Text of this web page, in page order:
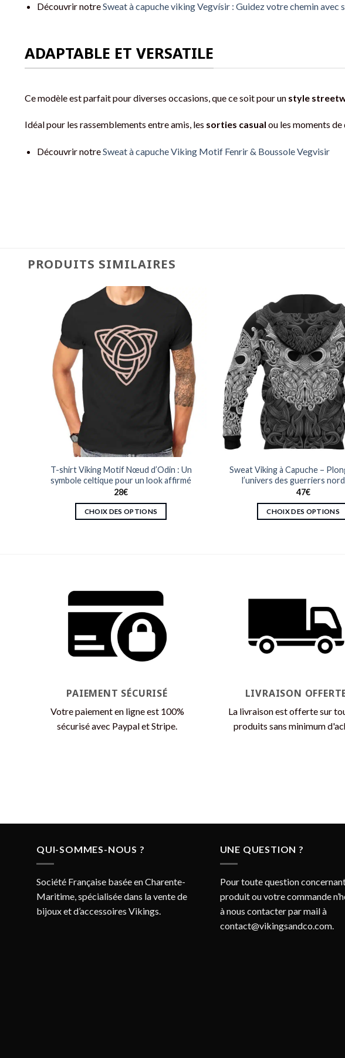
Découvrir notreSweat à capuche viking Vegvísir : Guidez votre chemin avec
ADAPTABLE ET VERSATILE
Ce modèle est parfait pour diverses occasions, que ce soit pour un style
Idéal pour les rassemblements entre amis, les sorties casual ou les moments
Découvrir notreSweat à capuche Viking Motif Fenrir & Boussole Vegvisir
PRODUITS SIMILAIRES
T-shirt Viking Motif Nœud d’Odin : Un
symbole celtique pour un look affirmé
28€
CHOIX DES OPTIONS
Les
options
peuvent
être
choisies
sur
page
produit
Sweat Viking à Capuche –
l’univers des guerriers
47€
CHOIX DES OPTIONS
options
peuvent
choisies
page
produit
PAIEMENT SÉCURISÉ
Votre paiement en ligne est 100%
sécurisé avec Paypal et Stripe.
LIVRAISON
La livraison est offerte sur
produits sans minimum
QUI-SOMMES-NOUS ?
Société Française basée en Charente-
Maritime, spécialisée dans la vente de
bijoux et d’accessoires Vikings.
UNE QUESTION ?
Pour toute question
produit ou votre commande
à nous contacter par mail à
contact@vikingsandco.com.